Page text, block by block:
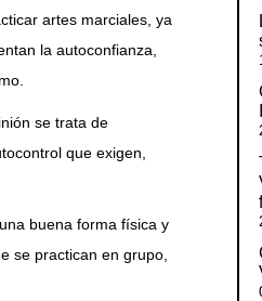
artes marciales, ya
la autoconfianza,
se trata de
que exigen,
buena forma física y
se practican en grupo,